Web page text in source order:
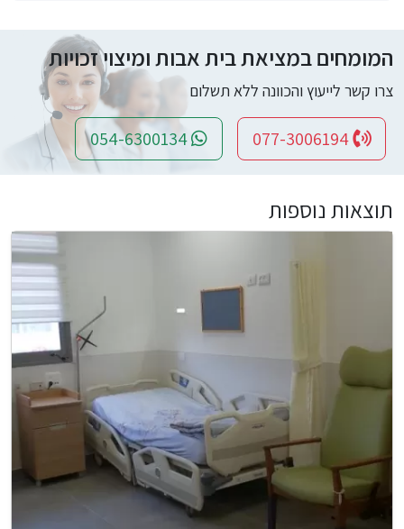
המומחים במציאת בית אבות ומיצוי זכויות
צרו קשר לייעוץ והכוונה ללא תשלום
תוצאות נוספות